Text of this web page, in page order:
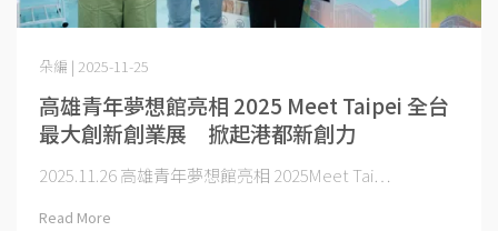
高雄青年夢想館亮相 2025 Meet Taipei 全台
最大創新創業展 掀起港都新創力
朵編 | 2025-11-25
2025.11.26 高雄青年夢想館亮相 2025Meet Tai⋯
Read More